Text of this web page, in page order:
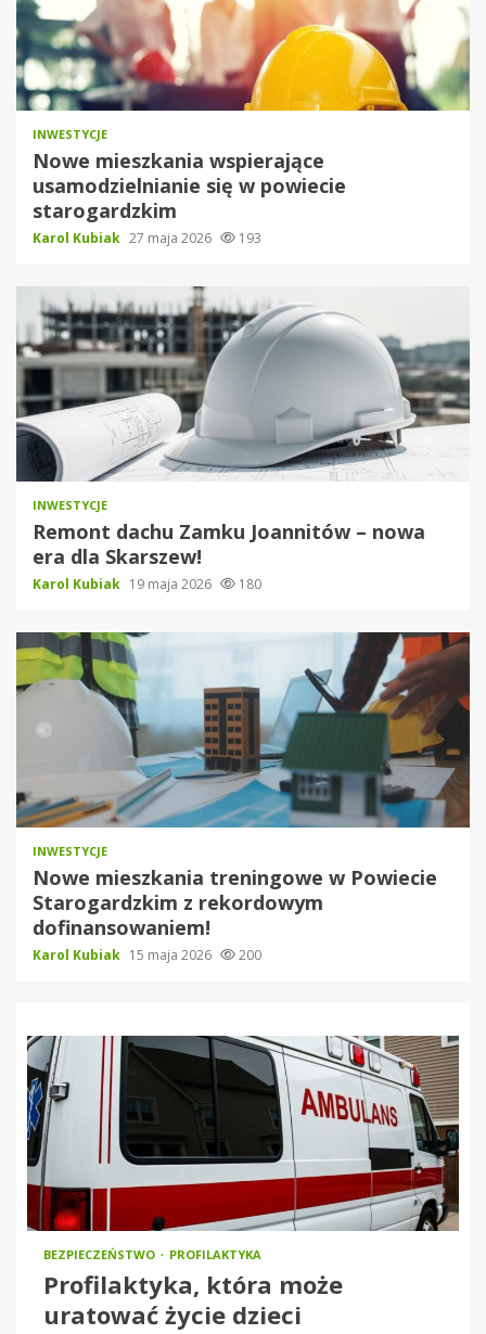
INWESTYCJE
Nowe mieszkania wspierające
usamodzielnianie się w powiecie
starogardzkim
Karol Kubiak 27 maja 2026 193
INWESTYCJE
Remont dachu Zamku Joannitów – nowa
era dla Skarszew!
Karol Kubiak 19 maja 2026 180
INWESTYCJE
Nowe mieszkania treningowe w Powiecie
Starogardzkim z rekordowym
dofinansowaniem!
Karol Kubiak 15 maja 2026 200
BEZPIECZEŃSTWO PROFILAKTYKA
Profilaktyka, która może
uratować życie dzieci